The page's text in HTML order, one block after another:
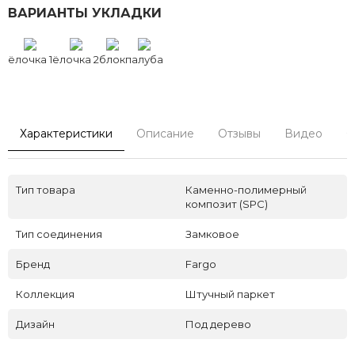
ВАРИАНТЫ УКЛАДКИ
ёлочка 1ёлочка 2блокпалуба
Характеристики Описание Отзывы Видео
Тип товара
Каменно-полимерный
композит (SPC)
Тип соединения Замковое
Бренд Fargo
Коллекция Штучный паркет
Дизайн Под дерево